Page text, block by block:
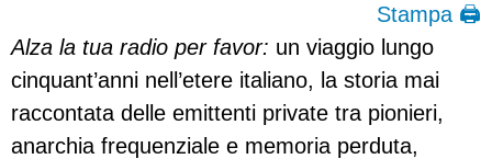
Stampa 🖨
Alza la tua radio per favor: un viaggio lungo
cinquant’anni nell’etere italiano, la storia mai
raccontata delle emittenti private tra pionieri,
anarchia frequenziale e memoria perduta,